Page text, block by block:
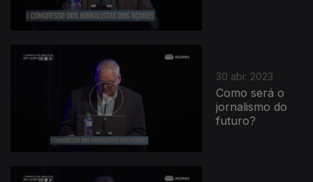
30 abr. 2023
Como será o
jornalismo do
futuro?